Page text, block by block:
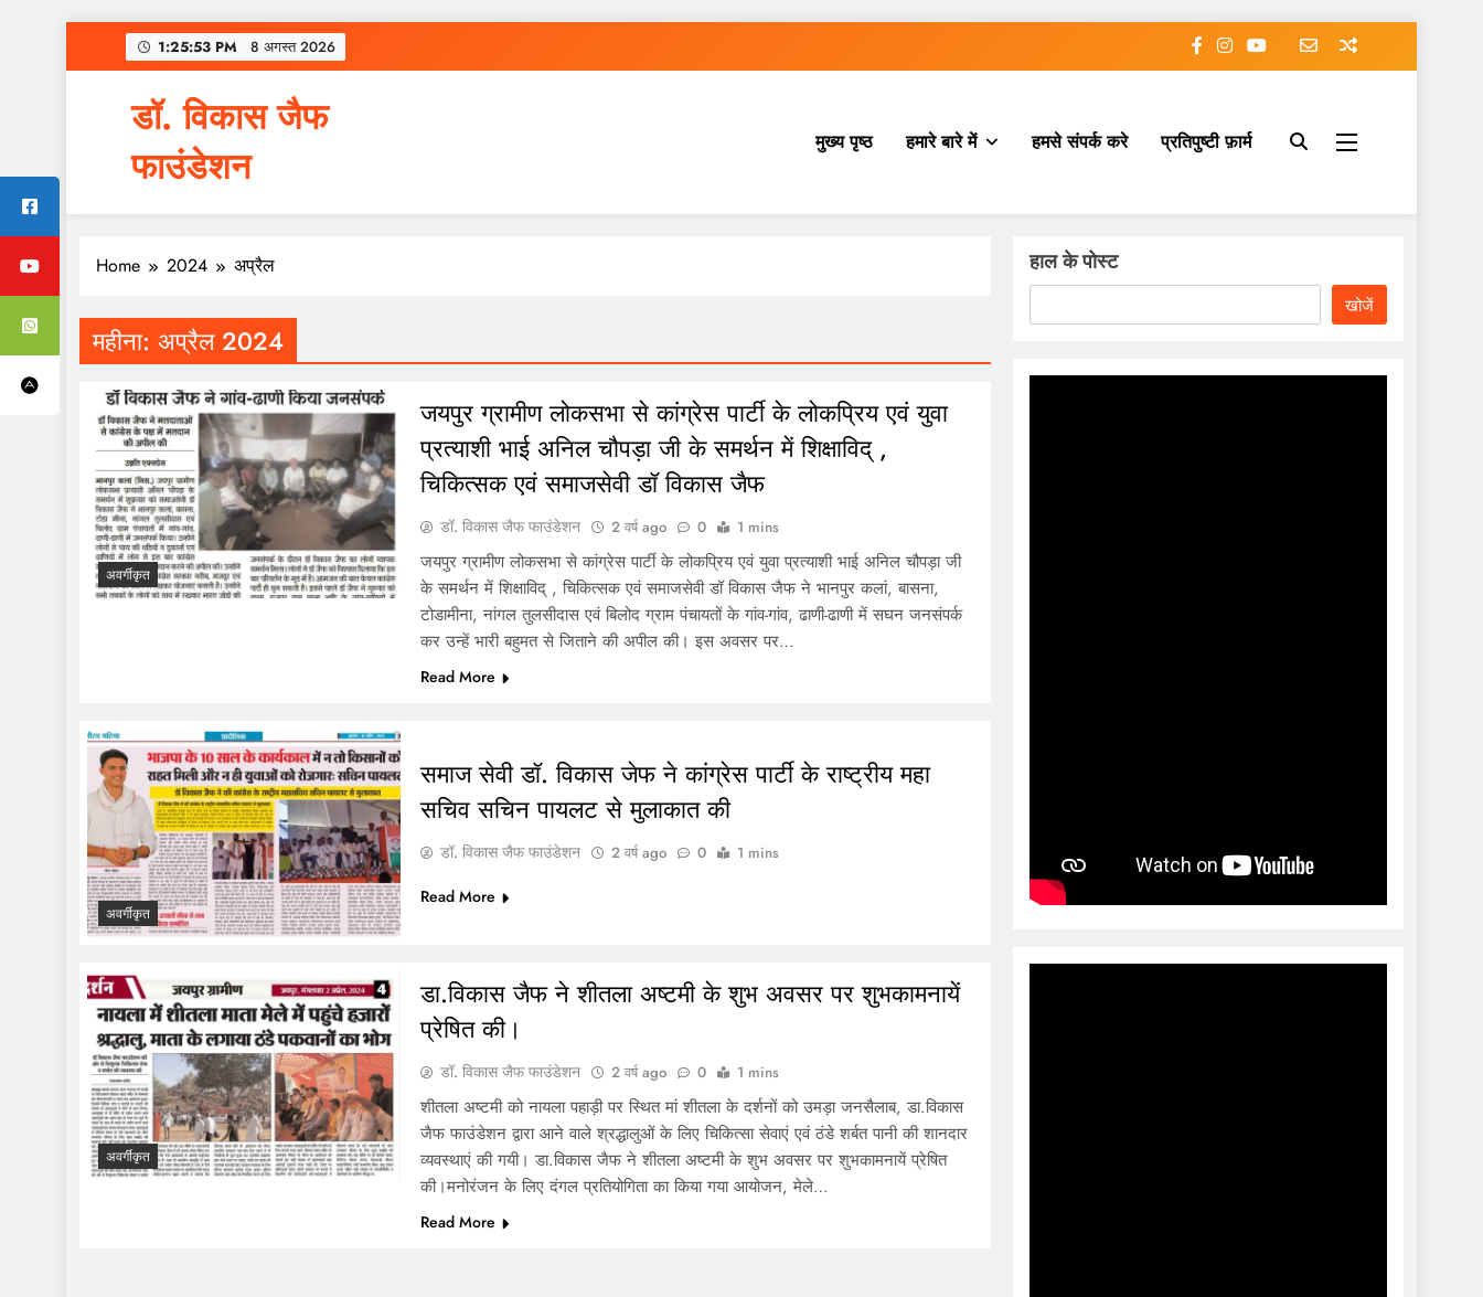
1:25:54 PM 8 अगस्त 2026
डॉ. विकास जैफ
फाउंडेशन
मुख्य पृष्ठ हमारे बारे में हमसे संपर्क करे प्रतिपुष्टी फ़ार्म
Home 2024 अप्रैल
महीना: अप्रैल 2024
अवर्गीकृत
जयपुर ग्रामीण लोकसभा से कांग्रेस पार्टी के लोकप्रिय एवं युवा
प्रत्याशी भाई अनिल चौपड़ा जी के समर्थन में शिक्षाविद् ,
चिकित्सक एवं समाजसेवी डॉ विकास जैफ
डॉ. विकास जैफ फाउंडेशन 2 वर्ष ago 0 1 mins
जयपुर ग्रामीण लोकसभा से कांग्रेस पार्टी के लोकप्रिय एवं युवा प्रत्याशी भाई अनिल चौपड़ा जी
के समर्थन में शिक्षाविद् , चिकित्सक एवं समाजसेवी डॉ विकास जैफ ने भानपुर कलां, बासना,
टोडामीना, नांगल तुलसीदास एवं बिलोद ग्राम पंचायतों के गांव-गांव, ढाणी-ढाणी में सघन जनसंपर्क
कर उन्हें भारी बहुमत से जिताने की अपील की। इस अवसर पर…
Read More
अवर्गीकृत
समाज सेवी डॉ. विकास जेफ ने कांग्रेस पार्टी के राष्ट्रीय महा
सचिव सचिन पायलट से मुलाकात की
डॉ. विकास जैफ फाउंडेशन 2 वर्ष ago 0 1 mins
Read More
अवर्गीकृत
डा.विकास जैफ ने शीतला अष्टमी के शुभ अवसर पर शुभकामनायें
प्रेषित की।
डॉ. विकास जैफ फाउंडेशन 2 वर्ष ago 0 1 mins
शीतला अष्टमी को नायला पहाड़ी पर स्थित मां शीतला के दर्शनों को उमड़ा जनसैलाब, डा.विकास
जैफ फाउंडेशन द्वारा आने वाले श्रद्धालुओं के लिए चिकित्सा सेवाएं एवं ठंडे शर्बत पानी की शानदार
व्यवस्थाएं की गयी। डा.विकास जैफ ने शीतला अष्टमी के शुभ अवसर पर शुभकामनायें प्रेषित
की।मनोरंजन के लिए दंगल प्रतियोगिता का किया गया आयोजन, मेले…
Read More
हाल के पोस्ट
खोजें